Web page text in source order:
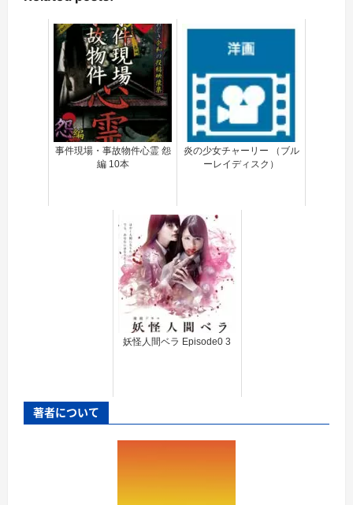
事件現場・事故物件心霊 怨
編 10本
炎の少女チャーリー （ブル
ーレイディスク）
妖怪人間ベラ Episode0 3
著者について